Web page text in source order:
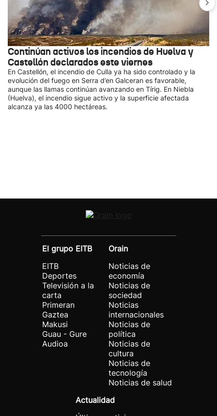
Continúan activos los incendios de Huelva y
Castellón declarados este viernes
En Castellón, el incendio de Culla ya ha sido controlado y la
evolución del fuego en Serra d’en Galceran es favorable,
aunque las llamas continúan avanzando en Tírig. En Niebla
(Huelva), el incendio sigue activo y la superficie afectada
alcanza ya las 4000 hectáreas.
El grupo EITB
EITB
Deportes
Televisión a la
carta
Primeran
Gaztea
Makusi
Guau - Gure
Audioa
Orain
Noticias de
economía
Noticias de
sociedad
Noticias
internacionales
Noticias de
política
Noticias de
cultura
Noticias de
tecnología
Noticias de salud
Actualidad